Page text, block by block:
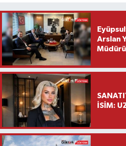
Arslan
Müdürü
İSİM: